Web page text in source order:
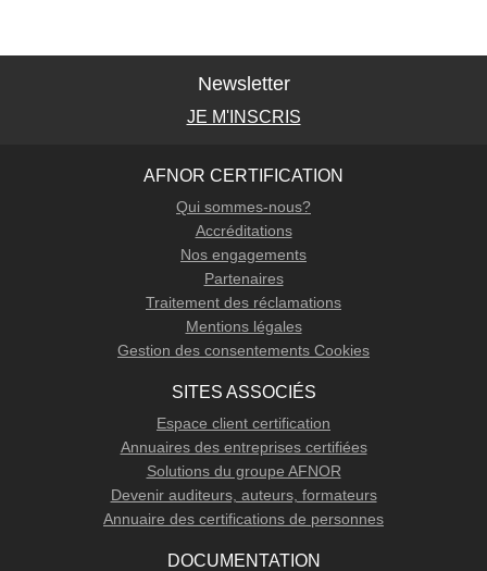
Newsletter
JE M'INSCRIS
AFNOR CERTIFICATION
Qui sommes-nous?
Accréditations
Nos engagements
Partenaires
Traitement des réclamations
Mentions légales
Gestion des consentements Cookies
SITES ASSOCIÉS
Espace client certification
Annuaires des entreprises certifiées
Solutions du groupe AFNOR
Devenir auditeurs, auteurs, formateurs
Annuaire des certifications de personnes
DOCUMENTATION